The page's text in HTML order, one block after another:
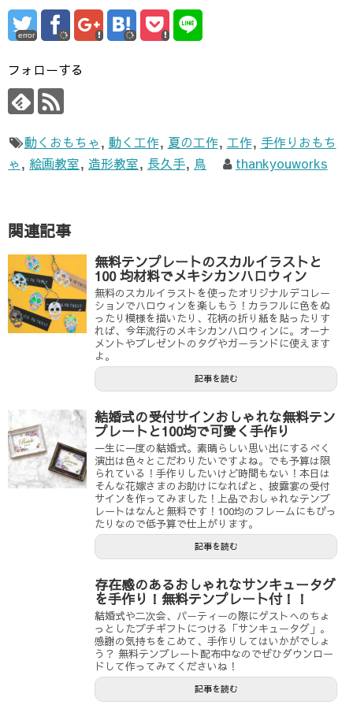
error
フォローする
動くおもちゃ , 動く工作, 夏の工作, 工作, 手作りおもち
ゃ , 絵画教室, 造形教室, 長久手, 鳥 thankyouworks
関連記事
無料テンプレートのスカルイラストと
100 均材料でメキシカンハロウィン
無料のスカルイラストを使ったオリジナルデコレー
ションでハロウィンを楽しもう！カラフルに色をぬ
ったり模様を描いたり、花柄の折り紙を貼ったりす
れば、今年流行のメキシカンハロウィンに。オーナ
メントやプレゼントのタグやガーランドに使えます
よ。
記事を読む
結婚式の受付サインおしゃれな無料テン
プレートと100均で可愛く手作り
一生に一度の結婚式。素晴らしい思い出にするべく
演出は色々とこだわりたいですよね。でも予算は限
られている！手作りしたいけど時間もない！本日は
そんな花嫁さまのお助けになればと、披露宴の受付
サインを作ってみました！上品でおしゃれなテンプ
レートはなんと無料です！100均のフレームにもぴっ
たりなので低予算で仕上がります。
記事を読む
存在感のあるおしゃれなサンキュータグ
を手作り！無料テンプレート付！！
結婚式や二次会、パーティーの際にゲストへのちょ
っとしたプチギフトにつける「サンキュータグ」。
感謝の気持ちをこめて、手作りしてはいかがでしょ
う？ 無料テンプレート配布中なのでぜひダウンロー
ドして作ってみてくださいね！
記事を読む